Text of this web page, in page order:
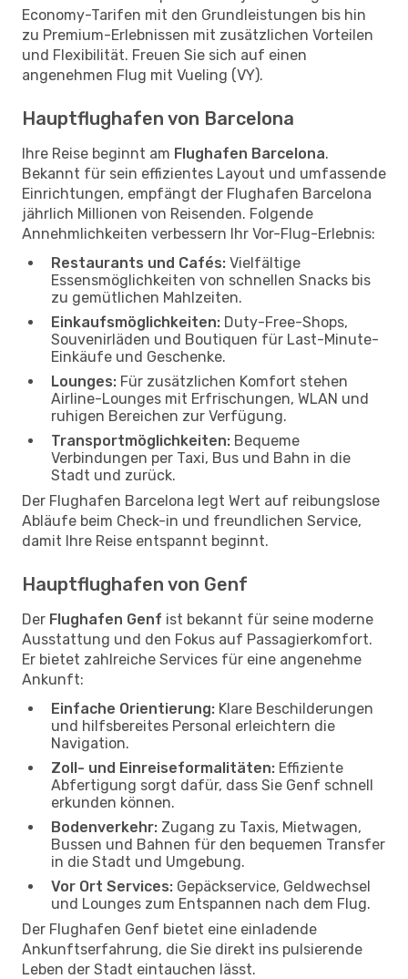
Economy-Tarifen mit den Grundleistungen bis hin
zu Premium-Erlebnissen mit zusätzlichen Vorteilen
und Flexibilität. Freuen Sie sich auf einen
angenehmen Flug mit Vueling (VY).
Hauptflughafen von Barcelona
Ihre Reise beginnt am Flughafen Barcelona.
Bekannt für sein effizientes Layout und umfassende
Einrichtungen, empfängt der Flughafen Barcelona
jährlich Millionen von Reisenden. Folgende
Annehmlichkeiten verbessern Ihr Vor-Flug-Erlebnis:
Restaurants und Cafés: Vielfältige
Essensmöglichkeiten von schnellen Snacks bis
zu gemütlichen Mahlzeiten.
Einkaufsmöglichkeiten: Duty-Free-Shops,
Souvenirläden und Boutiquen für Last-Minute-
Einkäufe und Geschenke.
Lounges: Für zusätzlichen Komfort stehen
Airline-Lounges mit Erfrischungen, WLAN und
ruhigen Bereichen zur Verfügung.
Transportmöglichkeiten: Bequeme
Verbindungen per Taxi, Bus und Bahn in die
Stadt und zurück.
Der Flughafen Barcelona legt Wert auf reibungslose
Abläufe beim Check-in und freundlichen Service,
damit Ihre Reise entspannt beginnt.
Hauptflughafen von Genf
Der Flughafen Genf ist bekannt für seine moderne
Ausstattung und den Fokus auf Passagierkomfort.
Er bietet zahlreiche Services für eine angenehme
Ankunft:
Einfache Orientierung: Klare Beschilderungen
und hilfsbereites Personal erleichtern die
Navigation.
Zoll- und Einreiseformalitäten: Effiziente
Abfertigung sorgt dafür, dass Sie Genf schnell
erkunden können.
Bodenverkehr: Zugang zu Taxis, Mietwagen,
Bussen und Bahnen für den bequemen Transfer
in die Stadt und Umgebung.
Vor Ort Services: Gepäckservice, Geldwechsel
und Lounges zum Entspannen nach dem Flug.
Der Flughafen Genf bietet eine einladende
Ankunftserfahrung, die Sie direkt ins pulsierende
Leben der Stadt eintauchen lässt.